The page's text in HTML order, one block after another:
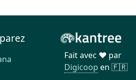
Fait avec ❤️ par
Digicoop en 🇫🇷